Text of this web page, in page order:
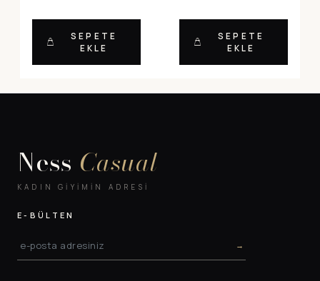
SEPETE
EKLE
SEPETE
EKLE
Ness Casual
KADIN GIYIMIN ADRESI
E-BÜLTEN
→